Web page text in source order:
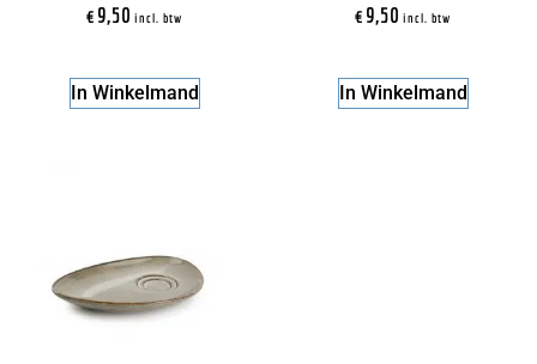
€9,50 incl. btw
In Winkelmand
€9,50 incl. btw
In Winkelmand